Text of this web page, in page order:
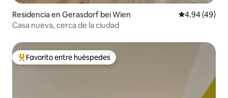
Residencia en Gerasdorf bei Wien Calificación
4.94 (49)
Casa nueva, cerca de la ciudad
De los mejores en Favorito entre huéspedes
Favorito entre huéspedes